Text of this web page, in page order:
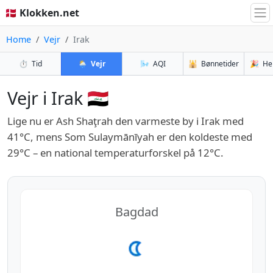
🇩🇰 Klokken.net
Home Vejr Irak
⏱️ Tid 🌦️ Vejr 🌬️ AQI 🕌 Bønnetider 🎉
Vejr i Irak 🇮🇶
Lige nu er Ash Shaţrah den varmeste by i Irak med
41°C, mens Som Sulaymānīyah er den koldeste med
29°C – en national temperaturforskel på 12°C.
Bagdad